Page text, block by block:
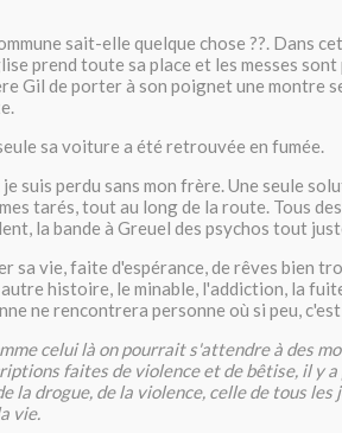
sait-elle quelque chose ??. Dans
prend toute sa place et les messes
Gil de porter à son poignet une montre
sa voiture a été retrouvée en fumée.
suis perdu sans mon frère. Une seule
tarés, tout au long de la route. Tous
la bande à Greuel des psychos tout
sa vie, faite d'espérance, de rêves bien
histoire, le minable, l'addiction, la
ne rencontrera personne où si peu, c'est
celui là on pourrait s'attendre à des
faites de violence et de bêtise, il y
la drogue, de la violence, celle de tous
vie.